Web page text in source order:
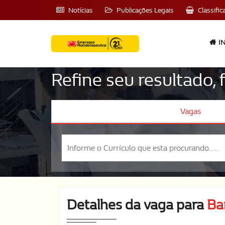
Notícias Publicações Legais
Refine seu resultado,
Vagas
Detalhes da vaga para